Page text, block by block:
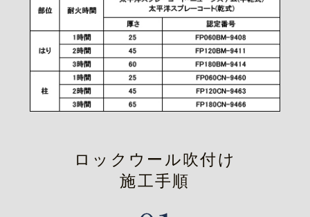
ロックウール吹付け
施工手順